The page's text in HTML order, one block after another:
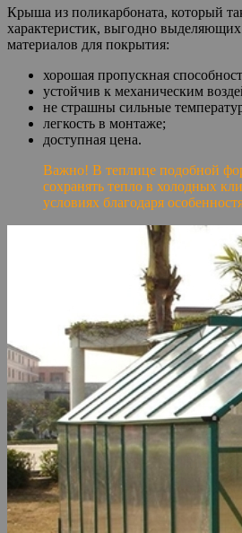
Крыша из поликарбоната, который
характеристик, выгодно
материалов для покрытия:
хорошая пропускная
устойчив к механическим
не страшны сильные
легкость в монтаже;
доступная цена.
Важно! В теплице подобной
сохранять тепло в холодных
условиях благодаря